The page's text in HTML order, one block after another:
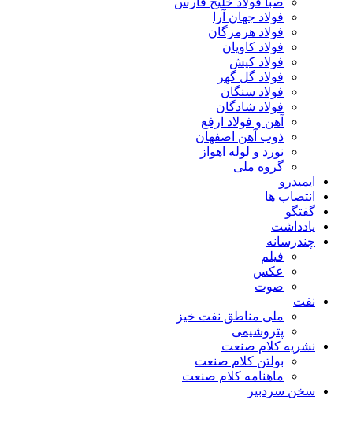
فولاد جهان آرا
فولاد هرمزگان
فولاد کاویان
فولاد کیش
فولاد گل گهر
فولاد سنگان
فولاد شادگان
آهن و فولاد ارفع
ذوب آهن اصفهان
نورد و لوله اهواز
گروه ملی
ایمیدرو
انتصاب ها
گفتگو
یادداشت
چندرسانه
فیلم
عکس
صوت
نفت
ملی مناطق نفت خیز
پتروشیمی
نشریه کلام صنعت
بولتن کلام صنعت
ماهنامه کلام صنعت
سخن سردبیر